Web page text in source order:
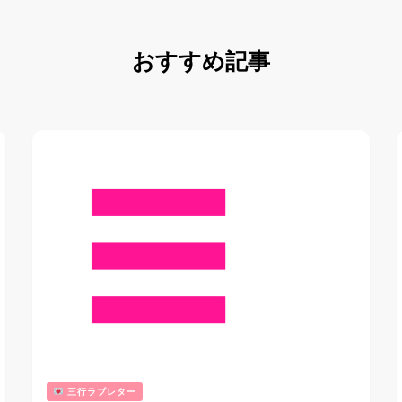
おすすめ記事
三行ラブレター